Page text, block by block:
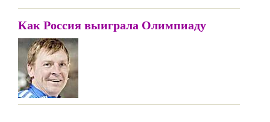
Как Россия выиграла Олимпиаду